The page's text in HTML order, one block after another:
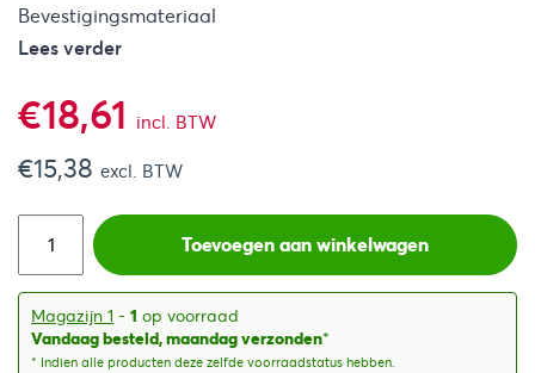
Bevestigingsmateriaal
Lees verder
€18,61 incl. BTW
€15,38 excl. BTW
Toevoegen aan winkelwagen
Magazijn 1 - 1 op voorraad
Vandaag besteld, maandag verzonden*
* Indien alle producten deze zelfde voorraadstatus hebben.